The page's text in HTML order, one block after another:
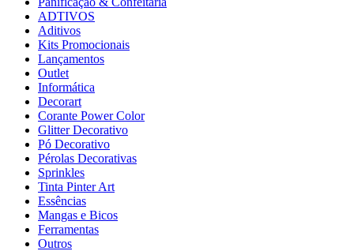
ADTIVOS
Aditivos
Kits Promocionais
Lançamentos
Outlet
Informática
Decorart
Corante Power Color
Glitter Decorativo
Pó Decorativo
Pérolas Decorativas
Sprinkles
Tinta Pinter Art
Essências
Mangas e Bicos
Ferramentas
Outros